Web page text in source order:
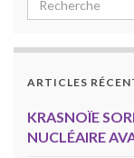
ARTICLES
KRASNOÏE
NUCLÉAIRE